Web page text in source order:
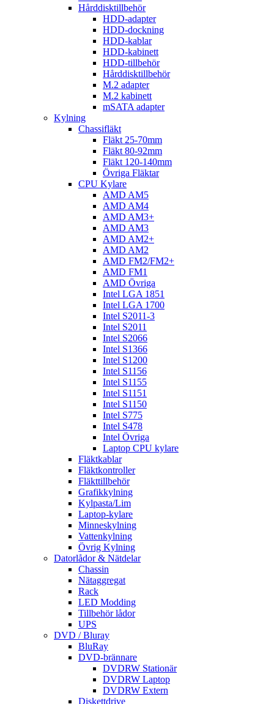
Hårddisktillbehör
HDD-adapter
HDD-dockning
HDD-kablar
HDD-kabinett
HDD-tillbehör
Hårddisktillbehör
M.2 adapter
M.2 kabinett
mSATA adapter
Kylning
Chassifläkt
Fläkt 25-70mm
Fläkt 80-92mm
Fläkt 120-140mm
Övriga Fläktar
CPU Kylare
AMD AM5
AMD AM4
AMD AM3+
AMD AM3
AMD AM2+
AMD AM2
AMD FM2/FM2+
AMD FM1
AMD Övriga
Intel LGA 1851
Intel LGA 1700
Intel S2011-3
Intel S2011
Intel S2066
Intel S1366
Intel S1200
Intel S1156
Intel S1155
Intel S1151
Intel S1150
Intel S775
Intel S478
Intel Övriga
Laptop CPU kylare
Fläktkablar
Fläktkontroller
Fläkttillbehör
Grafikkylning
Kylpasta/Lim
Laptop-kylare
Minneskylning
Vattenkylning
Övrig Kylning
Datorlådor & Nätdelar
Chassin
Nätaggregat
Rack
LED Modding
Tillbehör lådor
UPS
DVD / Bluray
BluRay
DVD-brännare
DVDRW Stationär
DVDRW Laptop
DVDRW Extern
Diskettdrive